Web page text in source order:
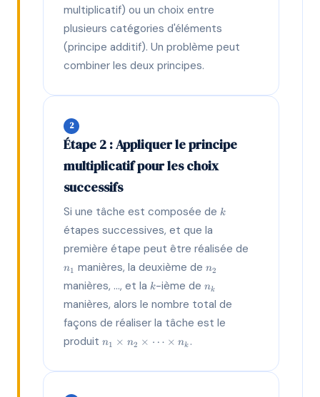
multiplicatif) ou un choix entre
plusieurs catégories d'éléments
(principe additif). Un problème peut
combiner les deux principes.
2
Étape 2 : Appliquer le principe
multiplicatif pour les choix
successifs
Si une tâche est composée de k
k
étapes successives, et que la
première étape peut être réalisée de
n1 manières, la deuxième de n_2
n2
manières, ..., et la k
k-ième den_k
nk
manières, alors le nombre total de
façons de réaliser la tâche est le
produit n_1
n1 × n2 × ⋯ × nk .